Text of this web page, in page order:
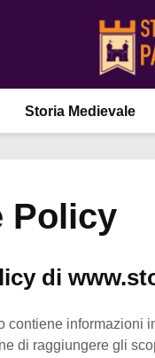
Storia Medievale
Policy
di
contiene informazioni
di raggiungere gli